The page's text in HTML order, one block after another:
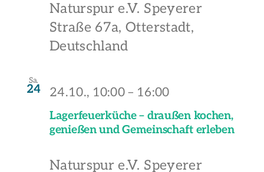
Naturspur e.V. Speyerer
Straße 67a, Otterstadt,
Deutschland
Sa.
24
Lagerfeuerküche – draußen kochen,
genießen und Gemeinschaft erleben
24.10., 10:00 – 16:00
Naturspur e.V. Speyerer